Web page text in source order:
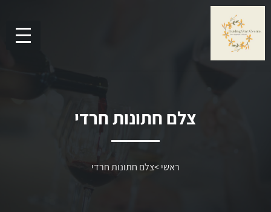
צלם חתונות חרדי
ראשי>צלם חתונות חרדי